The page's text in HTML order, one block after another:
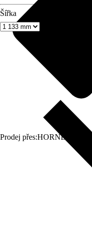
Prodej přes:HORNBACH
Šířka